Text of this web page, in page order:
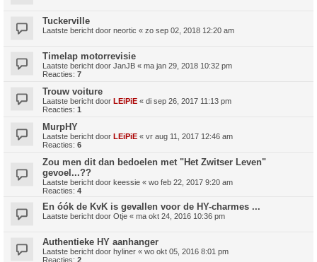
Tuckerville
Laatste bericht door neortic « zo sep 02, 2018 12:20 am
Timelap motorrevisie
Laatste bericht door JanJB « ma jan 29, 2018 10:32 pm
Reacties: 7
Trouw voiture
Laatste bericht door LEiPiE « di sep 26, 2017 11:13 pm
Reacties: 1
MurpHY
Laatste bericht door LEiPiE « vr aug 11, 2017 12:46 am
Reacties: 6
Zou men dit dan bedoelen met "Het Zwitser Leven"
gevoel...??
Laatste bericht door keessie « wo feb 22, 2017 9:20 am
Reacties: 4
En óók de KvK is gevallen voor de HY-charmes ...
Laatste bericht door Otje « ma okt 24, 2016 10:36 pm
Authentieke HY aanhanger
Laatste bericht door hyliner « wo okt 05, 2016 8:01 pm
Reacties: 2